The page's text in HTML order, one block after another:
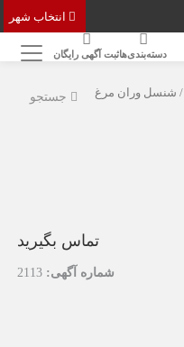
دسته‌بندی‌هاثبت آگهی رایگان
جستجو / شنسل وران مرغ
تماس بگیرید
شماره آگهی: 2113